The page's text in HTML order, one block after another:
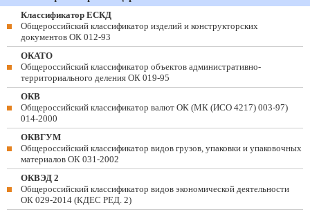
Классификатор ЕСКД
Общероссийский классификатор изделий и конструкторских
документов ОК 012-93
ОКАТО
Общероссийский классификатор объектов административно-
территориального деления ОК 019-95
ОКВ
Общероссийский классификатор валют ОК (МК (ИСО 4217) 003-97)
014-2000
ОКВГУМ
Общероссийский классификатор видов грузов, упаковки и упаковочных
материалов ОК 031-2002
ОКВЭД 2
Общероссийский классификатор видов экономической деятельности
ОК 029-2014 (КДЕС РЕД. 2)